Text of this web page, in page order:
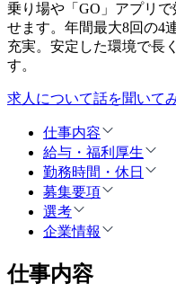
乗り場や「GO」アプリ
せます。年間最大8回の4
充実。安定した環境で長
す。
求人について話を聞いて
仕事内容
給与・福利厚生
勤務時間・休日
募集要項
選考
企業情報
仕事内容